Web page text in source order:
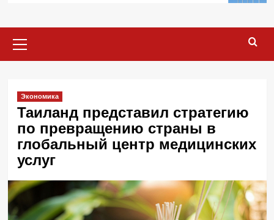
меню
Экономика
Таиланд представил стратегию
по превращению страны в
глобальный центр медицинских
услуг